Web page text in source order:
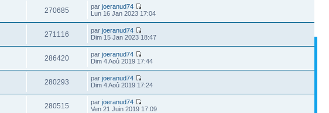
270685 parjoeranud74
Lun 16 Jan 2023 17:04
271116 parjoeranud74
Dim 15 Jan 2023 18:47
286420 parjoeranud74
Dim 4 Aoû 2019 17:44
280293 parjoeranud74
Dim 4 Aoû 2019 17:24
280515 parjoeranud74
Ven 21 Juin 2019 17:09